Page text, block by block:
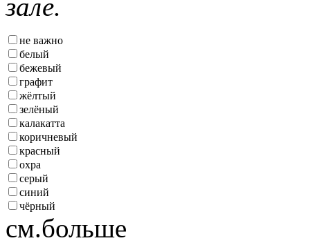
зале.
не важно
белый
бежевый
графит
жёлтый
зелёный
калакатта
коричневый
красный
охра
серый
синий
чёрный
см.больше